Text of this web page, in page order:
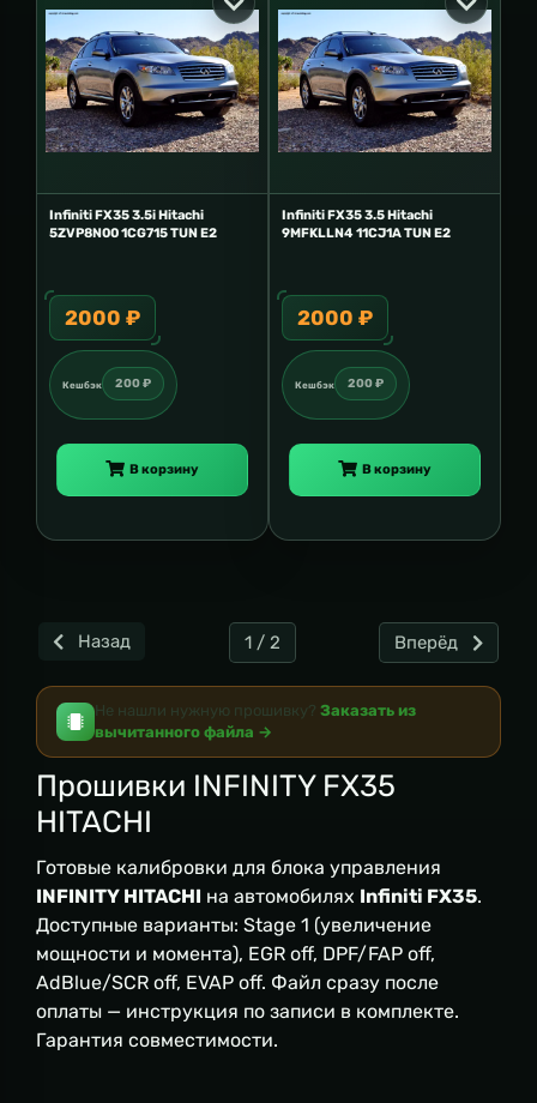
Infiniti FX35 3.5i Hitachi
5ZVP8N00 1CG715 TUN E2
2000 ₽
Кешбэк 200 ₽
В корзину
Infiniti FX35 3.5 Hitachi
9MFKLLN4 11CJ1A TUN E2
2000 ₽
Кешбэк 200 ₽
В корзину
Назад 1 / 2 Вперёд
Не нашли нужную прошивку? Заказать из
вычитанного файла →
Прошивки INFINITY FX35
HITACHI
Готовые калибровки для блока управления
INFINITY HITACHI на автомобилях Infiniti FX35.
Доступные варианты: Stage 1 (увеличение
мощности и момента), EGR off, DPF/FAP off,
AdBlue/SCR off, EVAP off. Файл сразу после
оплаты — инструкция по записи в комплекте.
Гарантия совместимости.